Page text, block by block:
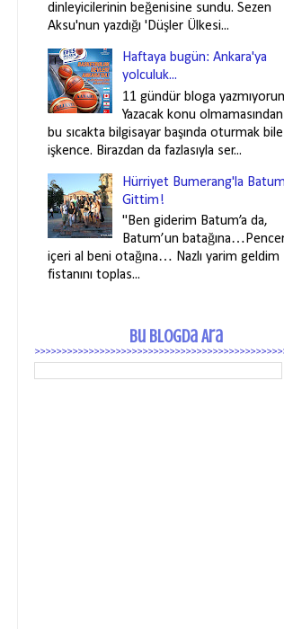
dinleyicilerinin beğenisine sundu. Sezen
Aksu'nun yazdığı 'Düşler Ülkesi...
Haftaya bugün: Ankara'ya
yolculuk...
11 gündür bloga
Yazacak konu
bu sıcakta bilgisayar başında oturmak bile
işkence. Birazdan da fazlasıyla ser...
Hürriyet Bumerang'la
Gittim!
"Ben giderim Batum’a da,
Batum’un
içeri al beni otağına… Nazlı yarim geldim
fistanını toplas...
Bu Blogda Ara